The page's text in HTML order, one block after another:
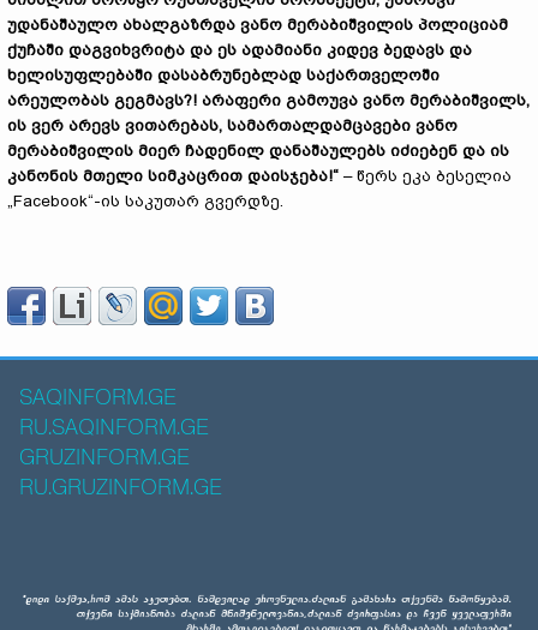
უდანაშაულო ახალგაზრდა ვანო მერაბიშვილის პოლიციამ
ქუჩაში დაგვიხვრიტა და ეს ადამიანი კიდევ ბედავს და
ხელისუფლებაში დასაბრუნებლად საქართველოში
არეულობას გეგმავს?! არაფერი გამოუვა ვანო მერაბიშვილს,
ის ვერ არევს ვითარებას, სამართალდამცავები ვანო
მერაბიშვილის მიერ ჩადენილ დანაშაულებს იძიებენ და ის
კანონის მთელი სიმკაცრით დაისჯება!“ – წერს ეკა ბესელია
„Facebook“-ის საკუთარ გვერდზე.
SAQINFORM.GE
RU.SAQINFORM.GE
GRUZINFORM.GE
RU.GRUZINFORM.GE